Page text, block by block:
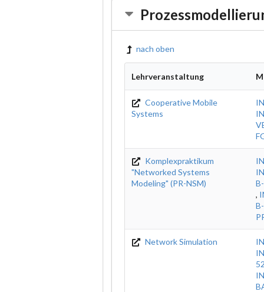
nach oben
Lehrveranstaltung
Cooperative Mobile
Systems
Komplexpraktikum
"Networked Systems
Modeling" (PR-NSM)
,
Network Simulation